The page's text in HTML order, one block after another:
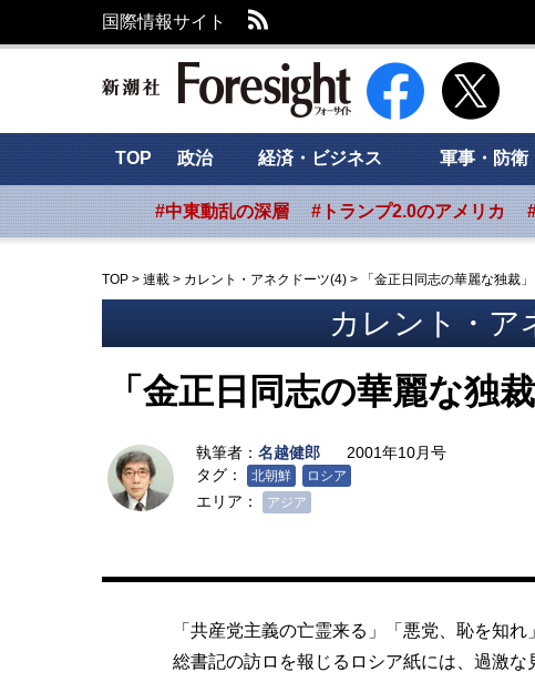
国際情報サイト
新潮社 Foresight フォ
TOP 政治 経済・ビジネス 軍事・防衛
#中東動乱の深層 #トランプ2.0のアメリカ
TOP > 連載 > カレント・アネクドーツ(4) > 「金正日同志の華麗な独裁」
カレント・ア
「金正日同志の華麗な独裁
執筆者： 名越健郎
2001年10月号
タグ：
北朝鮮 ロシア
エリア： アジア
「共産党主義の亡霊来る」「悪党、恥を知
総書記の訪ロを報じるロシア紙には、過激